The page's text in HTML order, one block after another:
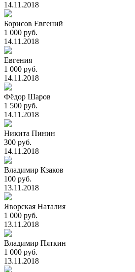
14.11.2018
Борисов Евгений
1 000 руб.
14.11.2018
Евгения
1 000 руб.
14.11.2018
Фёдор Шаров
1 500 руб.
14.11.2018
Никита Пинин
300 руб.
14.11.2018
Владимир Кзаков
100 руб.
13.11.2018
Яворская Наталия
1 000 руб.
13.11.2018
Владимир Пяткин
1 000 руб.
13.11.2018